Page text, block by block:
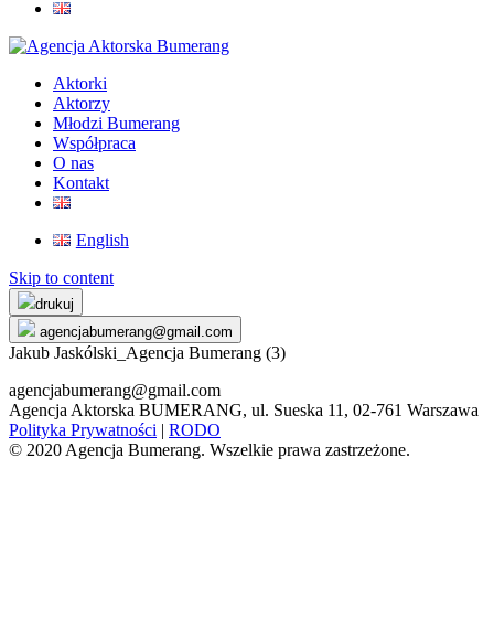
Aktorki
Aktorzy
Młodzi Bumerang
Współpraca
O nas
Kontakt
English
Skip to content
drukuj
agencjabumerang@gmail.com
Jakub Jaskólski_Agencja Bumerang (3)
agencjabumerang@gmail.com
Agencja Aktorska BUMERANG, ul. Sueska 11, 02-761 Warszawa
Polityka Prywatności | RODO
© 2020 Agencja Bumerang. Wszelkie prawa zastrzeżone.